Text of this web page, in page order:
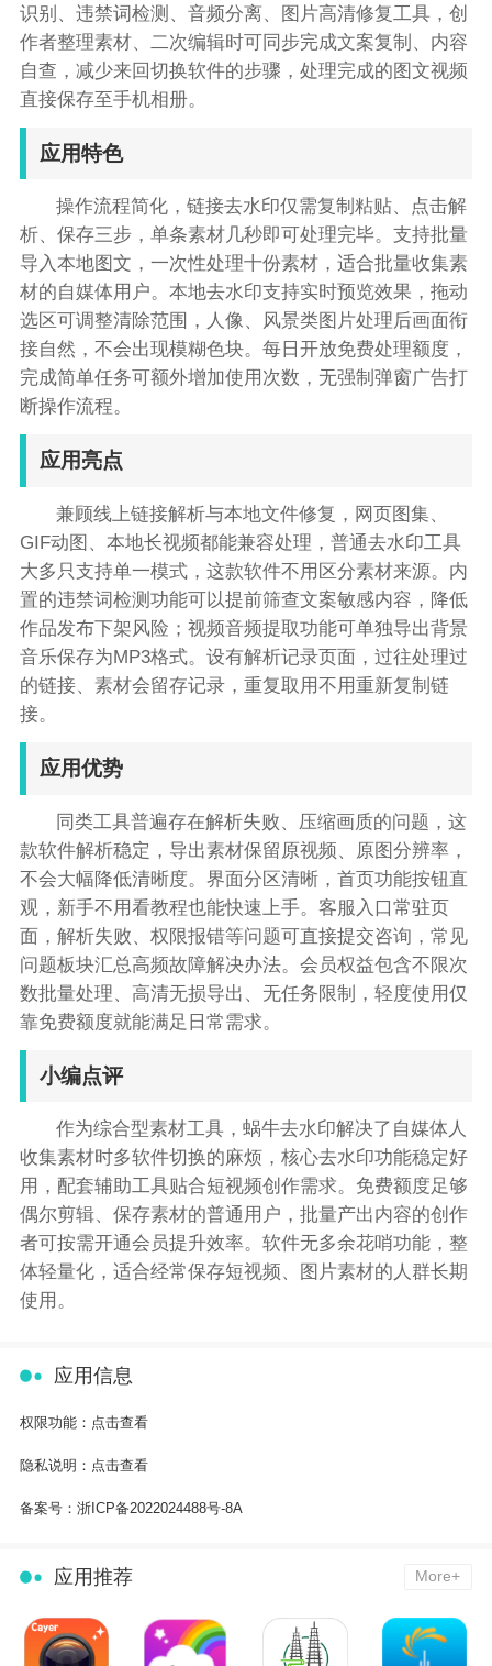
识别、违禁词检测、音频分离、图片高清修复工具，创
作者整理素材、二次编辑时可同步完成文案复制、内容
自查，减少来回切换软件的步骤，处理完成的图文视频
直接保存至手机相册。
应用特色
操作流程简化，链接去水印仅需复制粘贴、点击解
析、保存三步，单条素材几秒即可处理完毕。支持批量
导入本地图文，一次性处理十份素材，适合批量收集素
材的自媒体用户。本地去水印支持实时预览效果，拖动
选区可调整清除范围，人像、风景类图片处理后画面衔
接自然，不会出现模糊色块。每日开放免费处理额度，
完成简单任务可额外增加使用次数，无强制弹窗广告打
断操作流程。
应用亮点
兼顾线上链接解析与本地文件修复，网页图集、
GIF动图、本地长视频都能兼容处理，普通去水印工具
大多只支持单一模式，这款软件不用区分素材来源。内
置的违禁词检测功能可以提前筛查文案敏感内容，降低
作品发布下架风险；视频音频提取功能可单独导出背景
音乐保存为MP3格式。设有解析记录页面，过往处理过
的链接、素材会留存记录，重复取用不用重新复制链
接。
应用优势
同类工具普遍存在解析失败、压缩画质的问题，这
款软件解析稳定，导出素材保留原视频、原图分辨率，
不会大幅降低清晰度。界面分区清晰，首页功能按钮直
观，新手不用看教程也能快速上手。客服入口常驻页
面，解析失败、权限报错等问题可直接提交咨询，常见
问题板块汇总高频故障解决办法。会员权益包含不限次
数批量处理、高清无损导出、无任务限制，轻度使用仅
靠免费额度就能满足日常需求。
小编点评
作为综合型素材工具，蜗牛去水印解决了自媒体人
收集素材时多软件切换的麻烦，核心去水印功能稳定好
用，配套辅助工具贴合短视频创作需求。免费额度足够
偶尔剪辑、保存素材的普通用户，批量产出内容的创作
者可按需开通会员提升效率。软件无多余花哨功能，整
体轻量化，适合经常保存短视频、图片素材的人群长期
使用。
应用信息
权限功能： 点击查看
隐私说明： 点击查看
备案号： 浙ICP备2022024488号-8A
应用推荐 More+